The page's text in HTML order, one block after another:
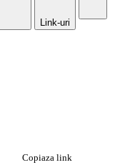
Link-uri
Copiaza link